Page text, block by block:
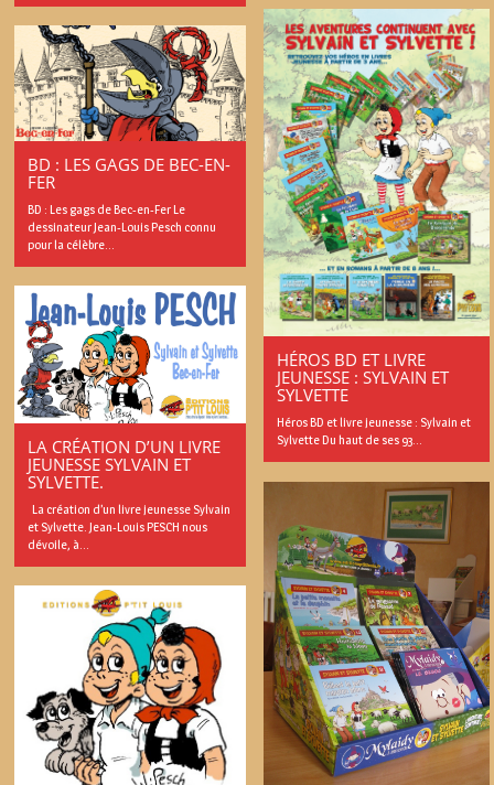
HÉROS BD ET LIVRE
JEUNESSE : SYLVAIN ET
SYLVETTE
Héros BD et livre jeunesse : Sylvain et
Sylvette Du haut de ses 93...
BD : LES GAGS DE BEC-EN-
FER
BD : Les gags de Bec-en-Fer Le
dessinateur Jean-Louis Pesch connu
pour la célèbre...
LA CRÉATION D’UN LIVRE
JEUNESSE SYLVAIN ET
SYLVETTE.
La création d’un livre jeunesse Sylvain
et Sylvette. Jean-Louis PESCH nous
dévoile, à...